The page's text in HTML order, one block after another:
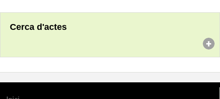
Cerca d'actes